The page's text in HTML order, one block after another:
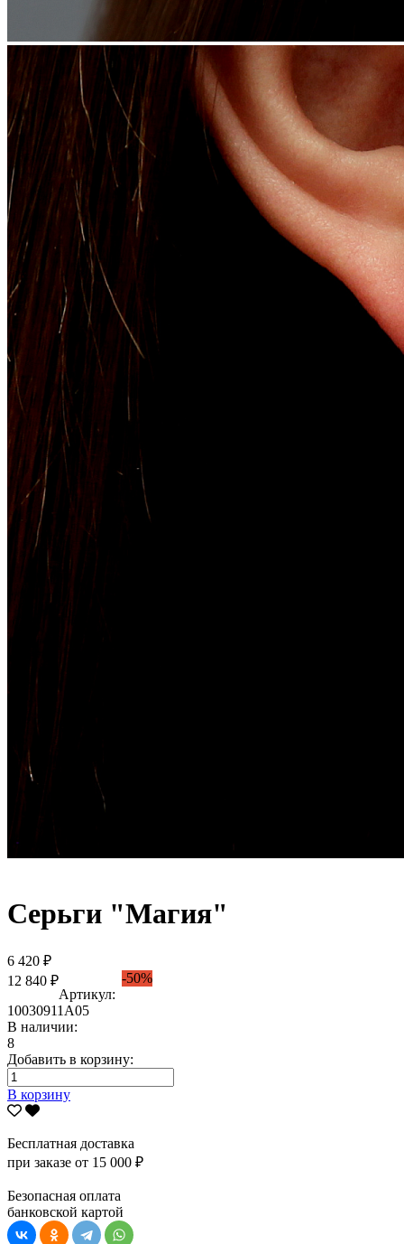
Серьги "Магия"
6 420 ₽
12 840 ₽
-50%
Артикул:
10030911А05
В наличии:
8
Добавить в корзину:
В корзину
Бесплатная доставка
при заказе от 15 000 ₽
Безопасная оплата
банковской картой